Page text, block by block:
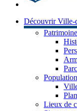
Découvrir Ville-
Patrimoine
Lieux de